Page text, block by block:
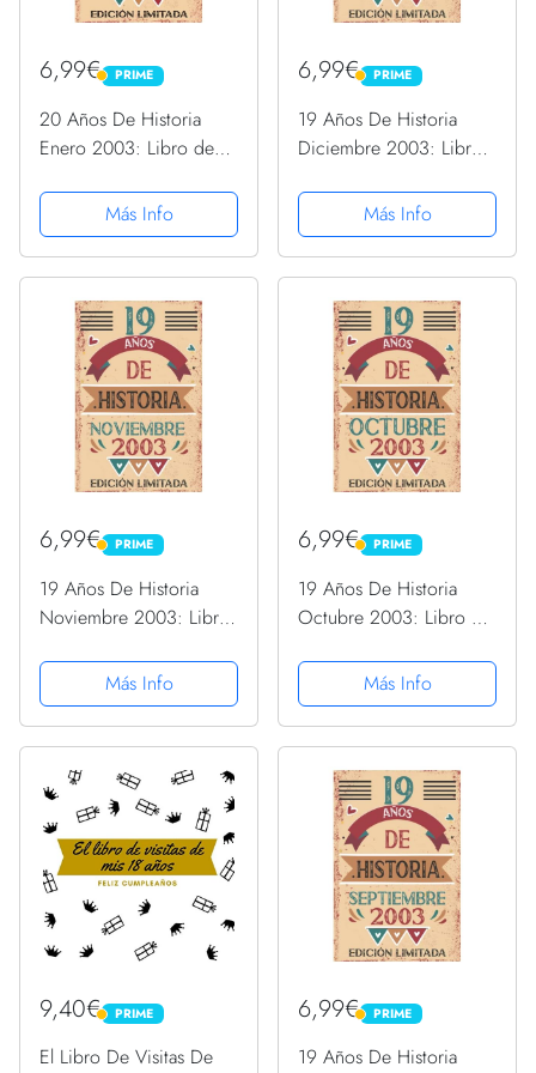
6,99€ PRIME
PRIME
20 Años De Historia
Enero 2003: Libro de
páginas de
felicitaciones, idea de
regalo, regalo Para la
madre
Más Info
6,99€ PRIME
PRIME
19 Años De Historia
Diciembre 2003: Libro
páginas de
felicitaciones, idea de
regalo, regalo Para la
madre
Más Info
6,99€ PRIME
PRIME
19 Años De Historia
Noviembre 2003: Libro
páginas de
felicitaciones, idea de
regalo, regalo Para la
madre
Más Info
6,99€ PRIME
PRIME
19 Años De Historia
Octubre 2003: Libro de
páginas de
felicitaciones, idea de
regalo, regalo Para la
madre
Más Info
9,40€ PRIME
PRIME
El Libro De Visitas De
6,99€ PRIME
PRIME
19 Años De Historia